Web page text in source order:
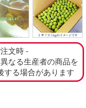
文時 -
なる生産者の商品を
する場合があります